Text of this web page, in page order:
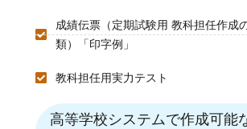
成績伝票（定期試験用 教科担任作成
類）「印字例」
教科担任用実力テスト
高等学校システムで作成可能